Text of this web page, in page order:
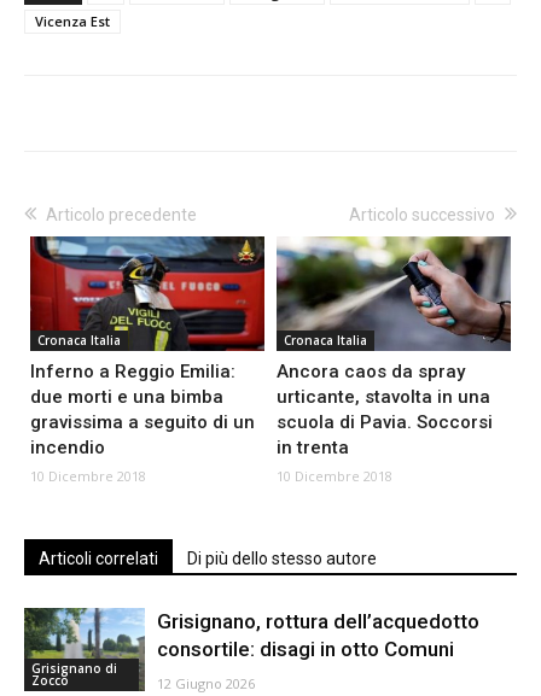
Vicenza Est
Articolo precedente
Cronaca Italia
Inferno a Reggio Emilia:
due morti e una bimba
gravissima a seguito di un
incendio
10 Dicembre 2018
Articolo successivo
Cronaca Italia
Ancora caos da spray
urticante, stavolta in una
scuola di Pavia. Soccorsi
in trenta
10 Dicembre 2018
Articoli correlati Di più dello stesso autore
Grisignano di
Zocco
Grisignano, rottura dell’acquedotto
consortile: disagi in otto Comuni
12 Giugno 2026